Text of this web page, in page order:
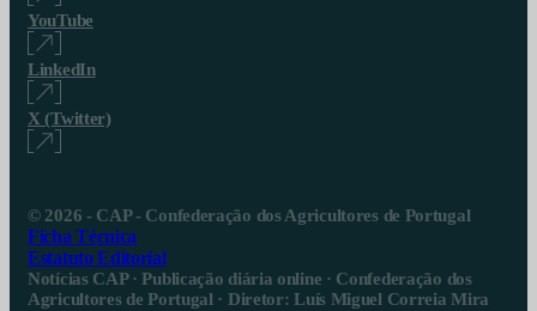
YouTube
LinkedIn
X (Twitter)
© 2026 - CAP - Confederação dos Agricultores de Portugal
Ficha Técnica
Estatuto Editorial
Notícias CAP · Publicação diária online · Confederação dos
Agricultores de Portugal · Diretor: Luís Miguel Correia Mira